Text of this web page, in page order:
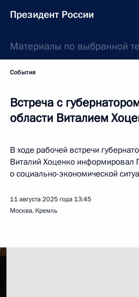
Президент России
Материалы по выбранной
События
Встреча с
области Виталием
В ходе рабочей встречи
Виталий Хоценко информировал
о социально-экономической
11 августа 2025 года 13:45
Москва, Кремль